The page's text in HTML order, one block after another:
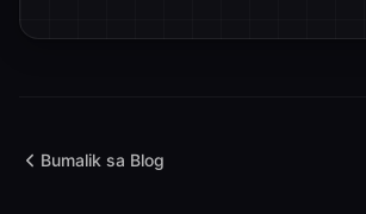
Bumalik sa Blog